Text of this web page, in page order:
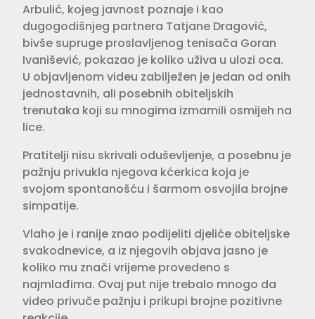
Arbulić, kojeg javnost poznaje i kao
dugogodišnjeg partnera Tatjane Dragović,
bivše supruge proslavljenog tenisača Goran
Ivanišević, pokazao je koliko uživa u ulozi oca.
U objavljenom videu zabilježen je jedan od onih
jednostavnih, ali posebnih obiteljskih
trenutaka koji su mnogima izmamili osmijeh na
lice.
Pratitelji nisu skrivali oduševljenje, a posebnu je
pažnju privukla njegova kćerkica koja je
svojom spontanošću i šarmom osvojila brojne
simpatije.
Vlaho je i ranije znao podijeliti djeliće obiteljske
svakodnevice, a iz njegovih objava jasno je
koliko mu znači vrijeme provedeno s
najmlađima. Ovaj put nije trebalo mnogo da
video privuče pažnju i prikupi brojne pozitivne